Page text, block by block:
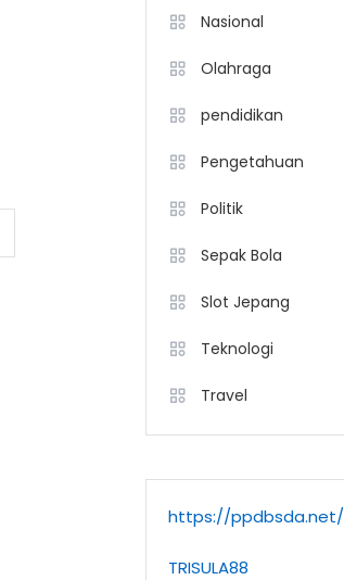
Nasional
Olahraga
pendidikan
Pengetahuan
Politik
Sepak Bola
Slot Jepang
Teknologi
Travel
https://ppdbsda.net/
TRISULA88